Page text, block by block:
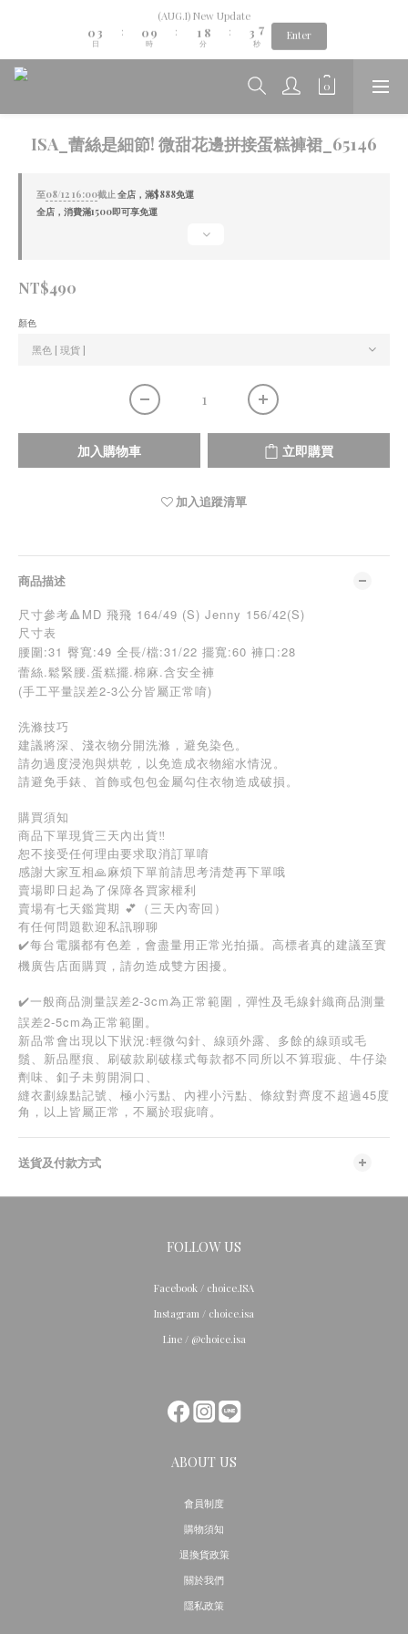
Aug.06th-Aug.12th new collection...🌺
(AUG.I) New Update
0 3
2
日
:
09
8
4
2
時
:
2
1
0
9
8
7
3
1
分
:
4
3
2
0
6
5
3
2
1
秒
Enter
Aug.06th-Aug.12th new collection...🌺
ISA_蕾絲是細節! 微甜花邊拼接蛋糕褲裙_65146
至08/12 16:00截止 全店，滿$888免運
全店，消費滿1500即可享免運
NT$490
顏色
加入購物車 立即購買
加入追蹤清單
商品描述
尺寸參考🔺MD 飛飛 164/49 (S) Jenny 156/42(S)
尺寸表
腰圍:31 臀寬:49 全長/檔:31/22 擺寬:60 褲口:28
蕾絲.鬆緊腰.蛋糕擺.棉麻.含安全褲
(手工平量誤差2-3公分皆屬正常唷)
洗滌技巧
建議將深、淺衣物分開洗滌，避免染色。
請勿過度浸泡與烘乾，以免造成衣物縮水情況。
請避免手錶、首飾或包包金屬勾住衣物造成破損。
購買須知
商品下單現貨三天內出貨‼️
恕不接受任何理由要求取消訂單唷
感謝大家互相🙏麻煩下單前請思考清楚再下單哦
賣場即日起為了保障各買家權利
賣場有七天鑑賞期 💕（三天內寄回）
有任何問題歡迎私訊聊聊
✔️每台電腦都有色差，會盡量用正常光拍攝。高標者真的建議至實
機廣告店面購買，請勿造成雙方困擾。
✔️一般商品測量誤差2-3cm為正常範圍，彈性及毛線針織商品測量
誤差2-5cm為正常範圍。
新品常會出現以下狀況:輕微勾針、線頭外露、多餘的線頭或毛
鬚、新品壓痕、刷破款刷破樣式每款都不同所以不算瑕疵、牛仔染
劑味、釦子未剪開洞口、
縫衣劃線點記號、極小污點、內裡小污點、條紋對齊度不超過45 度
角，以上皆屬正常，不屬於瑕疵唷。
送貨及付款方式
FOLLOW US
Facebook / choice.ISA
Instagram / choice.isa
Line / @choice.isa
ABOUT US
會員制度
購物須知
退換貨政策
關於我們
隱私政策